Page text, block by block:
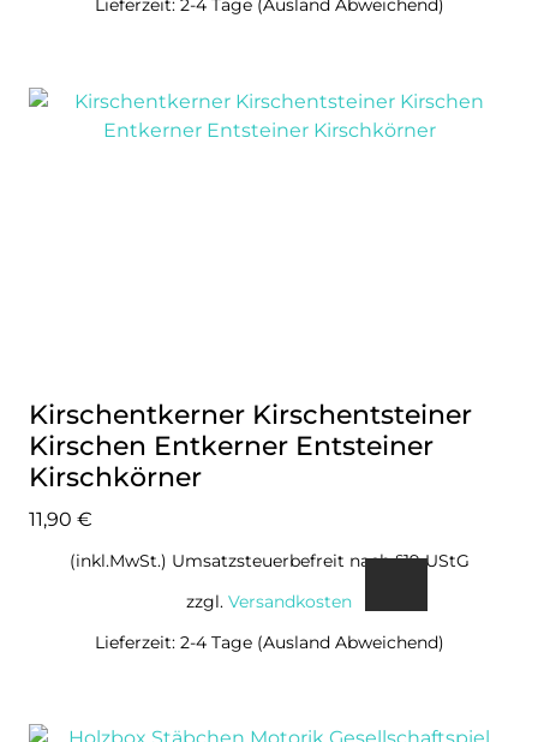
Lieferzeit: 2-4 Tage (Ausland Abweichend)
Kirschentkerner Kirschentsteiner
Kirschen Entkerner Entsteiner
Kirschkörner
11,90 €
(inkl.MwSt.) Umsatzsteuerbefreit nach §19 UStG
zzgl. Versandkosten
Lieferzeit: 2-4 Tage (Ausland Abweichend)